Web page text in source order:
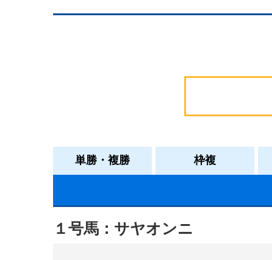
単勝・複勝 枠複
１号馬：サヤオンニ